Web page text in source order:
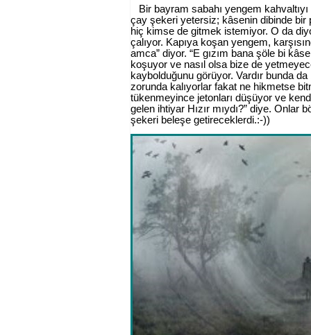
Bir bayram sabahı yengem
çay şekeri yetersiz; kâsenin dibinde
hiç kimse de gitmek istemiyor. O da
çalıyor. Kapıya koşan yengem,
amca” diyor. “E gızım bana şöle bi
koşuyor ve nasıl olsa bize de
kaybolduğunu görüyor. Vardır bunda
zorunda kalıyorlar fakat ne hikmetse
tükenmeyince jetonları düşüyor ve
gelen ihtiyar Hızır mıydı?” diye.
şekeri beleşe getireceklerdi.:-))